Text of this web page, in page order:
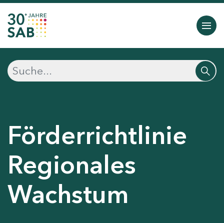
Förderrichtlinie
Regionales
Wachstum